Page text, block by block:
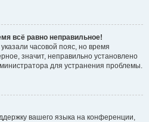
всё равно неправильное!
часовой пояс, но время
значит, неправильно установлено
для устранения проблемы.
вашего языка на конференции,